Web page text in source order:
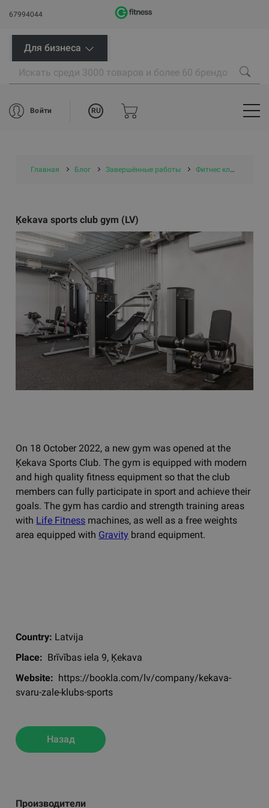
67994044
Для бизнеса
Войти RU
Главная Блог Завершённые работы Фитнес клубы
Производители
Ķekava sports club gym (LV)
On 18 October 2022, a new gym was opened at the
Ķekava Sports Club. The gym is equipped with modern
and high quality fitness equipment so that the club
members can fully participate in sport and achieve their
goals. The gym has cardio and strength training areas
with Life Fitness machines, as well as a free weights
area equipped with Gravity brand equipment.
Country: Latvija
Place: Brīvības iela 9, Ķekava
Website: https://bookla.com/lv/company/kekava-
svaru-zale-klubs-sports
Назад